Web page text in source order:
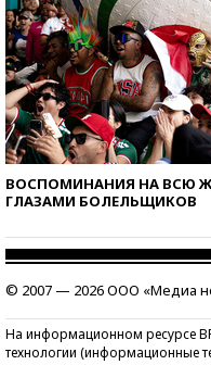
ВОСПОМИНАНИЯ НА ВСЮ
ГЛАЗАМИ БОЛЕЛЬЩИКОВ
© 2007 — 2026 ООО «Медиа
На информационном ресурсе
технологии (информационные